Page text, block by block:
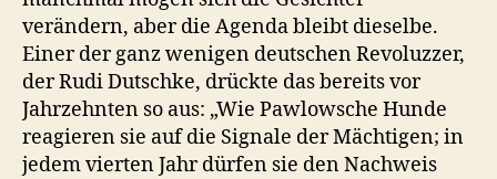
verändern, aber die Agenda bleibt dieselbe.
Einer der ganz wenigen deutschen Revoluzzer,
der Rudi Dutschke, drückte das bereits vor
Jahrzehnten so aus: „Wie Pawlowsche Hunde
reagieren sie auf die Signale der Mächtigen; in
jedem vierten Jahr dürfen sie den Nachweis